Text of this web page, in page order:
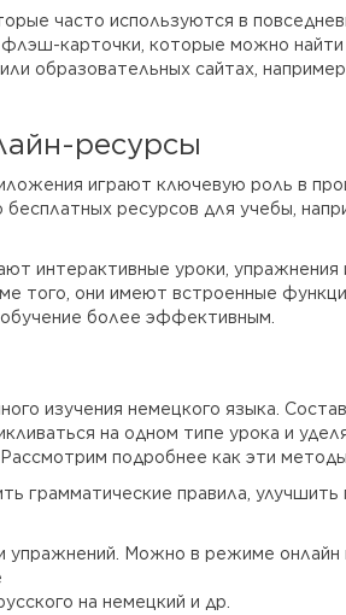
часто используются в
карточки, которые можно
образовательных сайтах,
ресурсы
играют ключевую роль в
ресурсов для учебы,
интерактивные уроки,
того, они имеют встроенные
более эффективным.
изучения немецкого языка.
на одном типе урока и
подробнее как эти
грамматические правила, улучшить
упражнений. Можно в режиме
на немецкий и др.